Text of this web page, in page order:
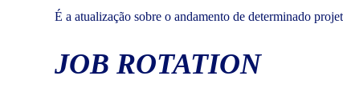
É a atualização sobre o andamento de determinado
JOB ROTATION